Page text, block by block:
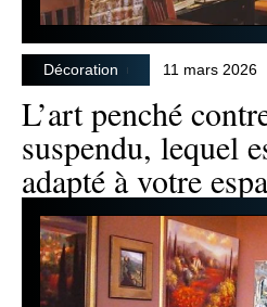
Décoration 11 mars 2026
L’art penché
suspendu, lequel
adapté à votre